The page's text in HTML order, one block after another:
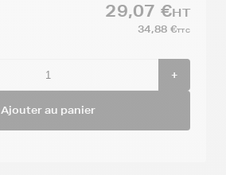
29,07 €HT
34,88 €TTC
+
Ajouter au panier